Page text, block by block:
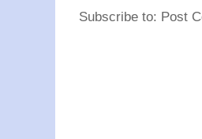
Subscribe to: Post